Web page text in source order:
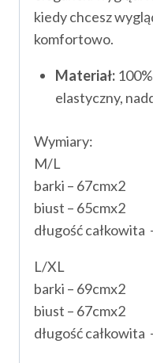
kiedy chcesz
komfortowo.
Materiał:
elastyczny,
Wymiary:
M/L
barki – 67cmx2
biust – 65cmx2
długość całkowita
L/XL
barki – 69cmx2
biust – 67cmx2
długość całkowita